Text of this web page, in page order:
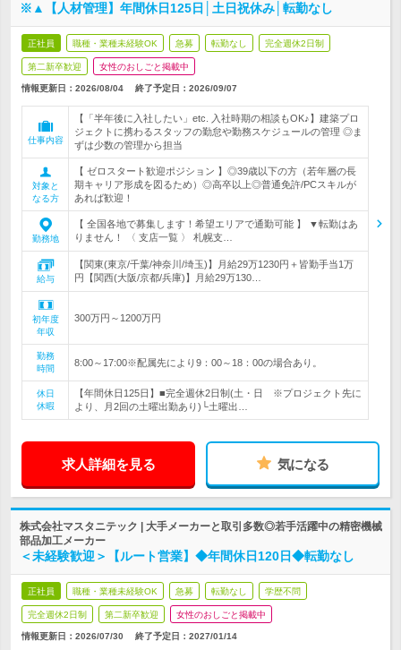
※▲【人材管理】年間休日125日│土日祝休み│転勤なし
正社員 職種・業種未経験OK 急募 転勤なし 完全週休2日制
第二新卒歓迎 女性のおしごと掲載中
情報更新日：2026/08/04 終了予定日： 2026/09/07
仕事内容
【「半年後に入社したい」etc. 入社時期の相談もOK♪】建築プロ
ジェクトに携わるスタッフの勤怠や勤務スケジュールの管理 ◎ま
ずは少数の管理から担当
対象と
なる方
【 ゼロスタート歓迎ポジション 】◎39歳以下の方（若年層の長
期キャリア形成を図るため）◎高卒以上◎普通免許/PCスキルが
あれば歓迎！
勤務地
【 全国各地で募集します！希望エリアで通勤可能 】 ▼転勤はあ
りません！ 〈 支店一覧 〉 札幌支…
給与
【関東(東京/千葉/神奈川/埼玉)】月給29万1230円＋皆勤手当1万
円【関西(大阪/京都/兵庫)】月給29万130…
初年度
年収
300万円～1200万円
勤務
時間
8:00～17:00※配属先により9：00～18：00の場合あり。
休日
休暇
【年間休日125日】■完全週休2日制(土・日 ※プロジェクト先に
より、月2回の土曜出勤あり)└土曜出…
求人詳細を見る 気になる
株式会社マスタニテック | 大手メーカーと取引多数◎若手活躍中の精密機械
部品加工メーカー
＜未経験歓迎＞【ルート営業】◆年間休日120日◆転勤なし
正社員 職種・業種未経験OK 急募 転勤なし 学歴不問
完全週休2日制 第二新卒歓迎 女性のおしごと掲載中
情報更新日：2026/07/30 終了予定日： 2027/01/14